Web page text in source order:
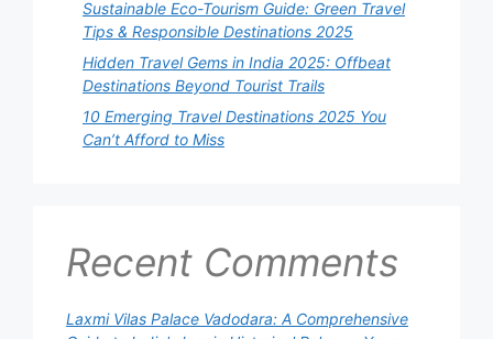
Sustainable Eco-Tourism Guide: Green Travel
Tips & Responsible Destinations 2025
Hidden Travel Gems in India 2025: Offbeat
Destinations Beyond Tourist Trails
10 Emerging Travel Destinations 2025 You
Can’t Afford to Miss
Recent Comments
Laxmi Vilas Palace Vadodara: A Comprehensive